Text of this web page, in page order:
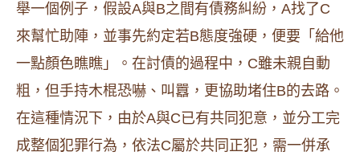
舉一個例子，假設A與B之間有債務糾紛，A找了C
來幫忙助陣，並事先約定若B態度強硬，便要「給他
一點顏色瞧瞧」。在討債的過程中，C雖未親自動
粗，但手持木棍恐嚇、叫囂，更協助堵住B的去路。
在這種情況下，由於A與C已有共同犯意，並分工完
成整個犯罪行為，依法C屬於共同正犯，需一併承